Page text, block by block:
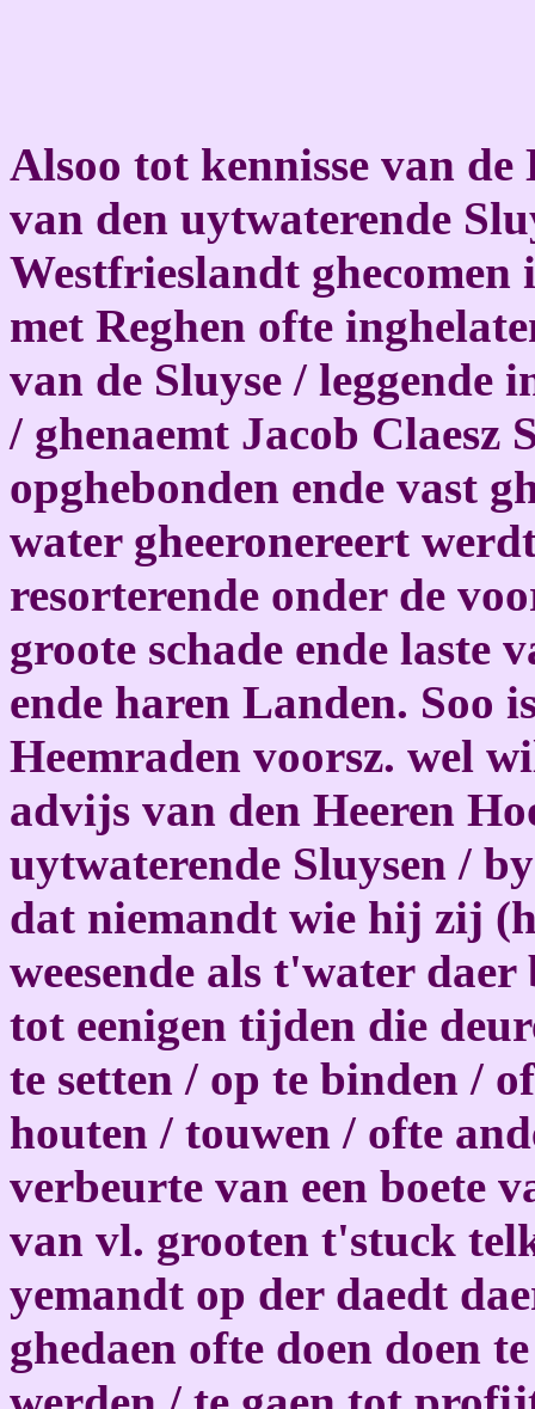
Alsoo tot kennisse van
van den uytwaterende
Westfrieslandt ghecomen
met Reghen ofte
van de Sluyse / leggende
/ ghenaemt Jacob Claesz
opghebonden ende vast
water gheeronereert
resorterende onder de
groote schade ende laste
ende haren Landen. Soo
Heemraden voorsz. wel
advijs van den Heeren
uytwaterende Sluysen /
dat niemandt wie hij zij
weesende als t'water
tot eenigen tijden die
te setten / op te binden /
houten / touwen / ofte
verbeurte van een boete
van vl. grooten t'stuck
yemandt op der daedt
ghedaen ofte doen doen